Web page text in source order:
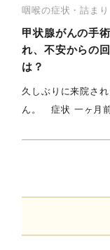
咽喉の症状・詰まり
甲状腺がんの手
れ、不安からの
は？
久しぶりに来院さ
ん。 症状 一ヶ月